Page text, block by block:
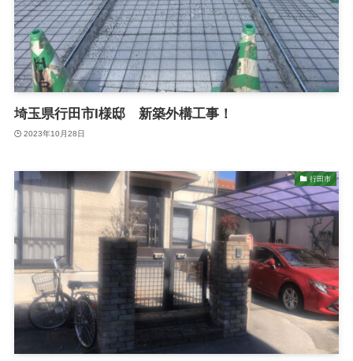
埼玉県行田市I様邸 新築外構工事！
2023年10月28日
行田市